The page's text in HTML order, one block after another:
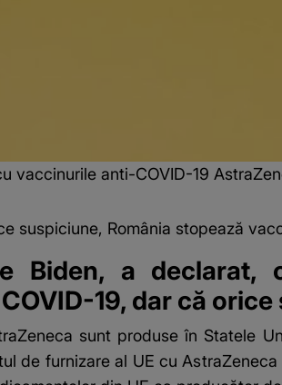
vaccinurile anti-COVID-19
suspiciune, România stopează
Biden, a
19, dar că
sunt produse în Statele
de furnizare al UE cu